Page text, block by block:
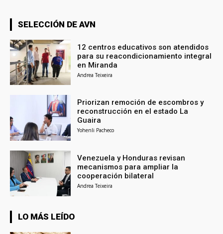
SELECCIÓN DE AVN
12 centros educativos son atendidos
para su reacondicionamiento integral
en Miranda
Andrea Teixeira
Priorizan remoción de escombros y
reconstrucción en el estado La
Guaira
Yohenli Pacheco
Venezuela y Honduras revisan
mecanismos para ampliar la
cooperación bilateral
Andrea Teixeira
LO MÁS LEÍDO